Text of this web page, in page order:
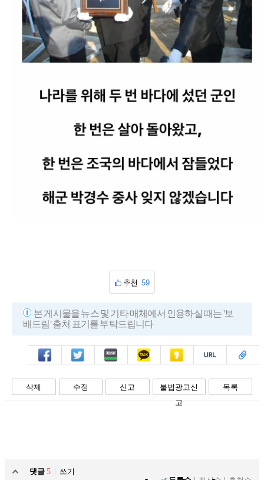
추천 59
본 게시물을 뉴스 및 기타 매체에서 인용하실 때는 '보
배드림' 출처 표기를 부탁드립니다
페북 트윗 밴드 카톡 카스 복사 스크랩
삭제 수정 신고
불법광고신
고
목록
댓글 5
쓰기